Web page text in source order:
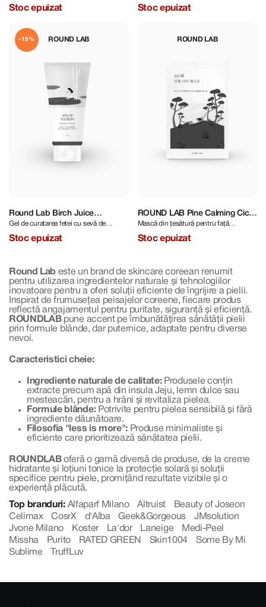
iluminatoare
Stoc epuizat Stoc epuizat
ROUND LAB
-15%
Round Lab Birch Juice
Moisturizing Cleanser 150 ml
Gel de curatarea fetei cu sevă de
mesteacăn
Stoc epuizat
ROUND LAB
ROUND LAB Pine Calming Cica
Sheet Mask
Mască din țesătură pentru față
calmantă
Stoc epuizat
Round Lab este un brand de skincare coreean renumit
pentru utilizarea ingredientelor naturale și tehnologiilor
inovatoare pentru a oferi soluții eficiente de îngrijire a pielii.
Inspirat de frumusețea peisajelor coreene, fiecare produs
reflectă angajamentul pentru puritate, siguranță și eficiență.
ROUNDLABpune accent pe îmbunătățirea sănătății pielii
prin formule blânde, dar puternice, adaptate pentru diverse
nevoi.
Caracteristici cheie:
Ingrediente naturale de calitate:Produsele conțin
extracte precum apă din insula Jeju, lemn dulce sau
mesteacăn, pentru a hrăni și revitaliza pielea.
Formule blânde:Potrivite pentru pielea sensibilă și fără
ingrediente dăunătoare.
Filosofia "less is more": Produse minimaliste și
eficiente care prioritizează sănătatea pielii.
ROUNDLABoferă o gamă diversă de produse, de la creme
hidratante și loțiuni tonice la protecție solară și soluții
specifice pentru piele, promițând rezultate vizibile și o
experiență plăcută.
Top branduri: Alfaparf Milano Altruist
Beauty of Joseon
Celimax
CosrX d'Alba Geek&Gorgeous
JMsolution
Jvone Milano
Koster La'dor Laneige
Medi-Peel
Missha
Purito RATED GREEN Skin1004
Some By Mi
Sublime
TruffLuv